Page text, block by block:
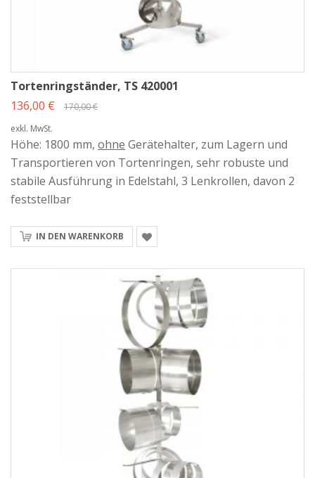
Platzsparendes Design bei hoher Stabilität
Die Tortenringständer sind bewusst schlank konstruiert, um auch bei
sicheren Stand
gleichmäßige Lastverteilung
lange Lebensdauer bei täglicher Nutzung
Mobil & hygienisch
Dank der fahrbaren Ausführung lassen sich die Tortenringständer flexibel
im Arbeitsbereich bewegen. Optional stehen folgende Ausstattungen zur
leichtgängige Rollen für komfortables Handling
Typische Einsatzbereiche
Tortenringständer werden vor allem eingesetzt in:
Bäckereien mit Feinbackabteilung
Backstuben mit wechselnden Tortenringgrößen
Produktions- und Vorbereitungsbereichen
Teil der Hauptkategorie
„Backstubenwagen“
Als Bestandteil der HauptkategorieBackstubenwagen
Tortenringständer das Sortiment um eine spezialisierte, platzsparende
Tortenringständer, TS 420001
136,00 €
170,00 €
exkl. MwSt.
Höhe: 1800 mm, ohne Gerätehalter, zum Lagern und
Transportieren von Tortenringen, sehr robuste und
stabile Ausführung in Edelstahl, 3 Lenkrollen, davon 2
feststellbar
IN DEN WARENKORB